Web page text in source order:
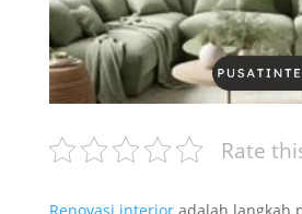
Rate